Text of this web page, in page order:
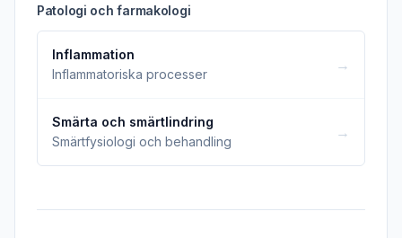
Patologi och farmakologi
Inflammation
Inflammatoriska processer
→
Smärta och smärtlindring
Smärtfysiologi och behandling
→